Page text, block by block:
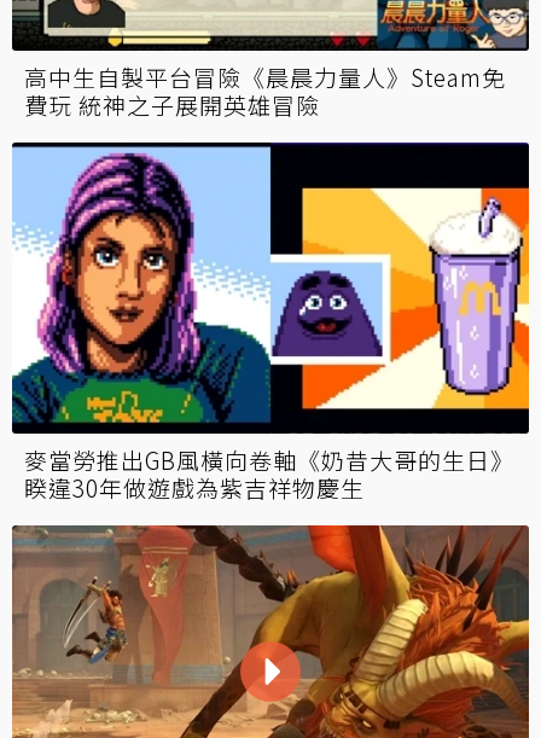
高中生自製平台冒險《晨晨力量人》Steam免
費玩 統神之子展開英雄冒險
麥當勞推出GB風橫向卷軸《奶昔大哥的生日》
睽違30年做遊戲為紫吉祥物慶生